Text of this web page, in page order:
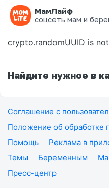
МамЛайф
соцсеть мам и
Ошибка на
crypto.randomUUID is
Найдите нужное в
Соглашение с
Положение об обработке
Помощь
Реклама в
Темы
Беременным
Пресс-центр